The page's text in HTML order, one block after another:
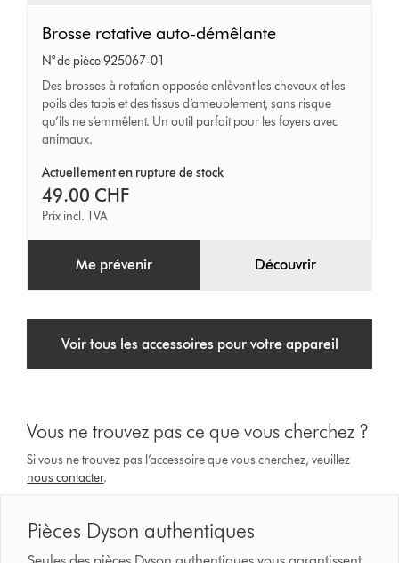
Brosse
rotative
auto-
démêlante
Brosse rotative auto-démêlante
N° de pièce 925067-01
Des brosses à rotation opposée enlèvent les cheveux et les
poils des tapis et des tissus d’ameublement, sans risque
qu’ils ne s’emmêlent. Un outil parfait pour les foyers avec
animaux.
Actuellement en rupture de stock
49.00 CHF
Prix incl. TVA
Me prévenir Découvrir
Voir tous les accessoires pour votre appareil
Vous ne trouvez pas ce que vous cherchez ?
Si vous ne trouvez pas l’accessoire que vous cherchez, veuillez
nous contacter.
Pièces Dyson authentiques